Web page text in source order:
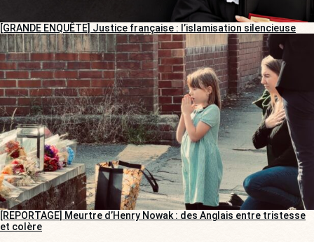
[GRANDE ENQUÊTE] Justice française : l’islamisation silencieuse
[REPORTAGE] Meurtre d’Henry Nowak : des Anglais entre tristesse
et colère